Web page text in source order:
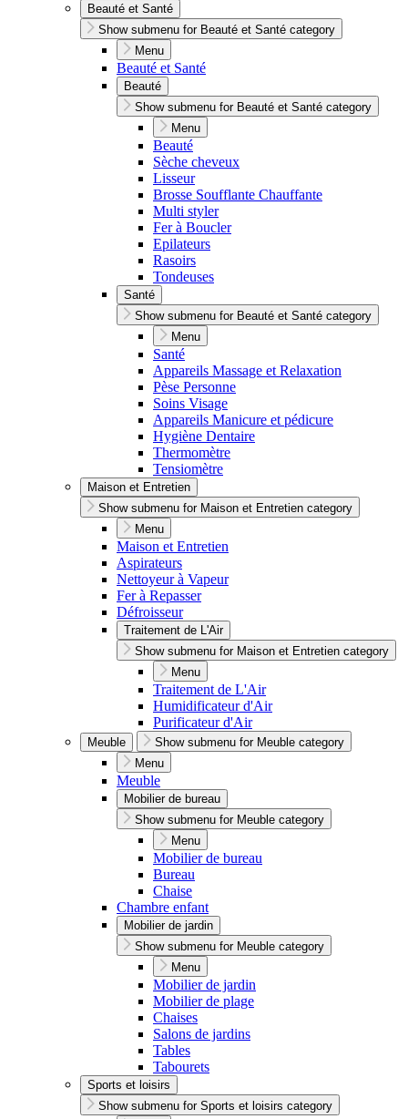
Beauté et Santé
Show submenu for Beauté et Santé category
Menu
Beauté et Santé
Beauté
Show submenu for Beauté et Santé category
Menu
Beauté
Sèche cheveux
Lisseur
Brosse Soufflante Chauffante
Multi styler
Fer à Boucler
Epilateurs
Rasoirs
Tondeuses
Santé
Show submenu for Beauté et Santé category
Menu
Santé
Appareils Massage et Relaxation
Pèse Personne
Soins Visage
Appareils Manicure et pédicure
Hygiène Dentaire
Thermomètre
Tensiomètre
Maison et Entretien
Show submenu for Maison et Entretien category
Menu
Maison et Entretien
Aspirateurs
Nettoyeur à Vapeur
Fer à Repasser
Défroisseur
Traitement de L'Air
Show submenu for Maison et Entretien category
Menu
Traitement de L'Air
Humidificateur d'Air
Purificateur d'Air
Meuble
Show submenu for Meuble category
Menu
Meuble
Mobilier de bureau
Show submenu for Meuble category
Menu
Mobilier de bureau
Bureau
Chaise
Chambre enfant
Mobilier de jardin
Show submenu for Meuble category
Menu
Mobilier de jardin
Mobilier de plage
Chaises
Salons de jardins
Tables
Tabourets
Sports et loisirs
Show submenu for Sports et loisirs category